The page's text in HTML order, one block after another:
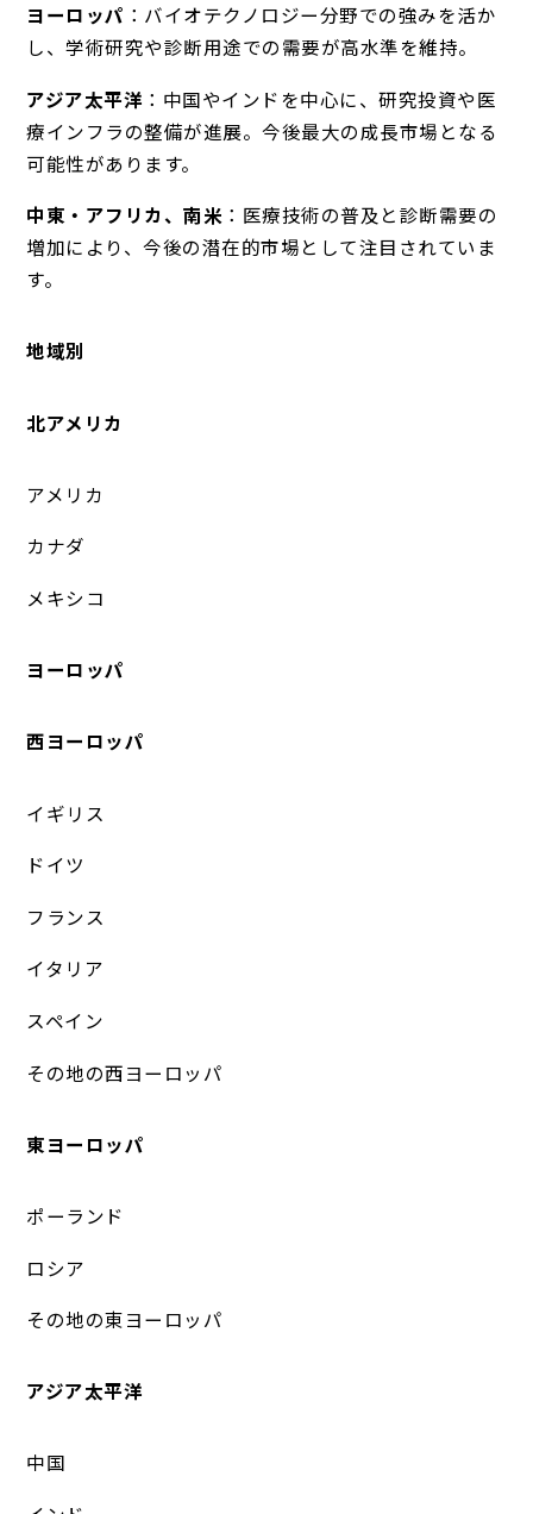
ヨーロッパ ：バイオテクノロジー分野での強みを活か
し、学術研究や診断用途での需要が高水準を維持。
アジア太平洋 ：中国やインドを中心に、研究投資や医
療インフラの整備が進展。今後最大の成長市場となる
可能性があります。
中東・アフリカ、南米 ：医療技術の普及と診断需要の
増加により、今後の潜在的市場として注目されていま
す。
地域別
北アメリカ
アメリカ
カナダ
メキシコ
ヨーロッパ
西ヨーロッパ
イギリス
ドイツ
フランス
イタリア
スペイン
その地の西ヨーロッパ
東ヨーロッパ
ポーランド
ロシア
その地の東ヨーロッパ
アジア太平洋
中国